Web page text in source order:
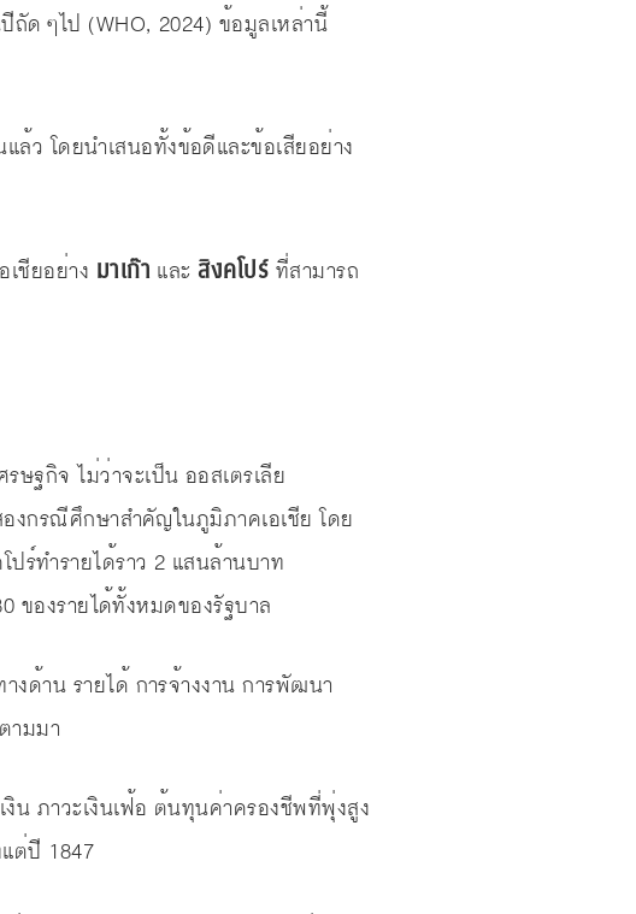
ถัด ๆไป (WHO, 2024) ข้อมูลเหล่านี้
ว โดยนำเสนอทั้งข้อดีและข้อเสียอย่าง
ชียอย่าง มาเก๊า และสิงคโปร์ ที่สามารถ
ษฐกิจ ไม่ว่าจะเป็น ออสเตรเลีย
งกรณีศึกษาสำคัญในภูมิภาคเอเชีย โดย
ร์ทำรายได้ราว 2 แสนล้านบาท
ของรายได้ทั้งหมดของรัฐบาล
งด้าน รายได้ การจ้างงาน การพัฒนา
ามมา
งิน ภาวะเงินเฟ้อ ต้นทุนค่าครองชีพที่พุ่งสูง
ต่ปี 1847